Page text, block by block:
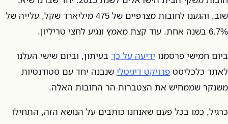
שוב, והגענו לחובות מצרפיים של 475 מיליארד שקל, עלייה של
6.7% בשנה אחת. עוד קצת מאמץ ונגיע לחצי טריליון.
ביום חמישי פרסמנו ידיעה על כך בעיתון, וביום שישי העלנו
לאתר כלכליסט פרויקט דיגיטלי שנבנה יחד עם סטודנטיות
משנקר שממחיש את הצטברות הר החובות האלה.
כרגיל, כמו בכל פעם שאנחנו כותבים על הנושא הזה, התחילו